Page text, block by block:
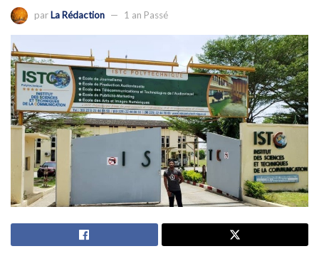
parLa Rédaction 1 an Passé